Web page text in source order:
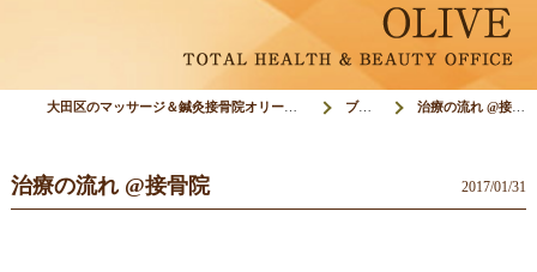
大田区のマッサージ＆鍼灸接骨院オリーブ(Olive) ブログ 治療の流れ @接骨院
治療の流れ @接骨院 2017/01/31